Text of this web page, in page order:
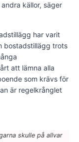
källor, säger
har varit
bostadstillägg trots
att lämna alla
som krävs för
är regelkrånglet
skulle på allvar